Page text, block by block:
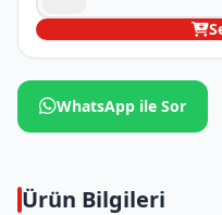
WhatsApp ile Sor
Ürün Bilgileri